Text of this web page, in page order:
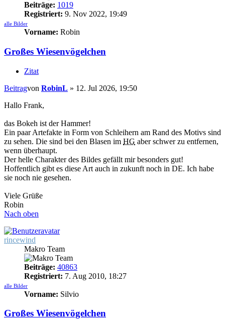
Beiträge: 1019
Registriert: 9. Nov 2022, 19:49
alle Bilder
Vorname: Robin
Großes Wiesenvögelchen
Zitat
Beitragvon RobinL » 12. Jul 2026, 19:50
Hallo Frank,
das Bokeh ist der Hammer!
Ein paar Artefakte in Form von Schleihern am Rand des Motivs sind
zu sehen. Die sind bei den Blasen im HG aber schwer zu entfernen,
wenn überhaupt.
Der helle Charakter des Bildes gefällt mir besonders gut!
Hoffentlich gibt es diese Art auch in zukunft noch in DE. Ich habe
sie noch nie gesehen.
Viele Grüße
Robin
Nach oben
rincewind
Makro Team
Beiträge: 40863
Registriert: 7. Aug 2010, 18:27
alle Bilder
Vorname: Silvio
Großes Wiesenvögelchen